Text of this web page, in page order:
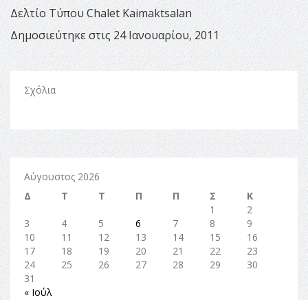
Δελτίο Τύπου Chalet Kaimaktsalan
Δημοσιεύτηκε στις 24 Ιανουαρίου, 2011
Σχόλια
Αύγουστος 2026
Δ
Τ Τ Π Π Σ
Κ
1
2
3
4 5 6 7 8
9
10
11 12 13 14 15
16
17
18 19 20 21 22
23
24
25 26 27 28 29
30
31
« Ιούλ